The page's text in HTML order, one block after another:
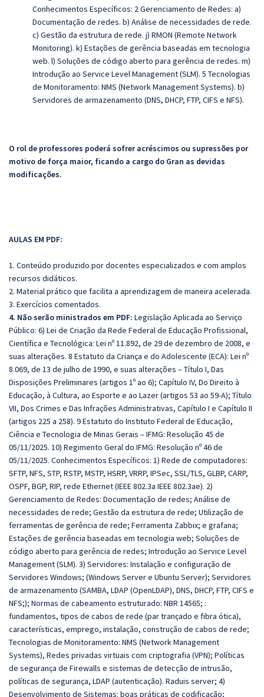
Conhecimentos Específicos: 2 Gerenciamento de Redes: a)
Documentação de redes. b) Análise de necessidades de rede.
c) Gestão da estrutura de rede. j) RMON (Remote Network
Monitoring). k) Estações de gerência baseadas em tecnologia
web. l) Soluções de código aberto para gerência de redes. m)
Introdução ao Service Level Management (SLM). 5 Tecnologias
de Monitoramento: NMS (Network Management Systems). b)
Servidores de armazenamento (DNS, DHCP, FTP, CIFS e NFS).
O rol de professores poderá sofrer acréscimos ou supressões por
motivo de força maior, ficando a cargo do Gran as devidas
modificações.
AULAS EM PDF:
1. Conteúdo produzido por docentes especializados e com amplos
recursos didáticos.
2. Material prático que facilita a aprendizagem de maneira acelerada.
3. Exercícios comentados.
4. Não serão ministrados em PDF: Legislação Aplicada ao Serviço
Público: 6) Lei de Criação da Rede Federal de Educação Profissional,
Científica e Tecnológica: Lei nº 11.892, de 29 de dezembro de 2008, e
suas alterações. 8 Estatuto da Criança e do Adolescente (ECA): Lei nº
8.069, de 13 de julho de 1990, e suas alterações – Título I, Das
Disposições Preliminares (artigos 1º ao 6); Capítulo IV, Do Direito à
Educação, à Cultura, ao Esporte e ao Lazer (artigos 53 ao 59-A); Título
VII, Dos Crimes e Das Infrações Administrativas, Capítulo I e Capítulo II
(artigos 225 a 258). 9 Estatuto do Instituto Federal de Educação,
Ciência e Tecnologia de Minas Gerais – IFMG: Resolução 45 de
05/11/2025. 10) Regimento Geral do IFMG: Resolução nº 46 de
05/11/2025. Conhecimentos Específicos: 1) Rede de computadores:
SFTP, NFS, STP, RSTP, MSTP, HSRP, VRRP, IPSec, SSL/TLS, GLBP, CARP,
OSPF, BGP, RIP, rede Ethernet (IEEE 802.3a IEEE 802.3ae). 2)
Gerenciamento de Redes: Documentação de redes; Análise de
necessidades de rede; Gestão da estrutura de rede; Utilização de
ferramentas de gerência de rede; Ferramenta Zabbix; e grafana;
Estações de gerência baseadas em tecnologia web; Soluções de
código aberto para gerência de redes; Introdução ao Service Level
Management (SLM). 3) Servidores: Instalação e configuração de
Servidores Windows; (Windows Server e Ubuntu Server); Servidores
de armazenamento (SAMBA, LDAP (OpenLDAP), DNS, DHCP, FTP, CIFS e
NFS;); Normas de cabeamento estruturado: NBR 14565; :
fundamentos, tipos de cabos de rede (par trançado e fibra ótica),
características, emprego, instalação, construção de cabos de rede;
Tecnologias de Monitoramento: NMS (Network Management
Systems), Redes privadas virtuais com criptografia (VPN); Políticas
de segurança de Firewalls e sistemas de detecção de intrusão,
políticas de segurança, LDAP (autenticação). Raduis server; 4)
Desenvolvimento de Sistemas: boas práticas de codificação;